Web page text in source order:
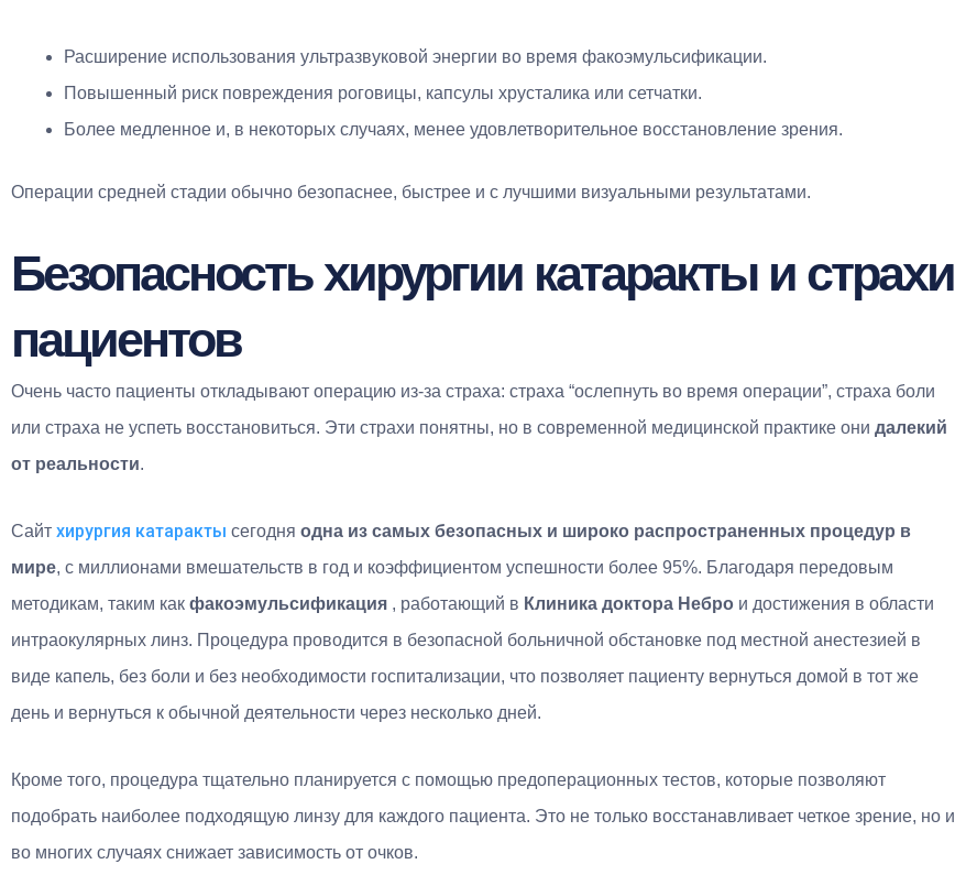
Расширение использования ультразвуковой энергии во время факоэмульсификации.
Повышенный риск повреждения роговицы, капсулы хрусталика или сетчатки.
Более медленное и, в некоторых случаях, менее удовлетворительное восстановление зрения.
Операции средней стадии обычно безопаснее, быстрее и с лучшими визуальными результатами.
Безопасность хирургии катаракты и страхи
пациентов
Очень часто пациенты откладывают операцию из-за страха: страха “ослепнуть во время операции”, страха боли
или страха не успеть восстановиться. Эти страхи понятны, но в современной медицинской практике они далекий
от реальности.
Сайт хирургия катаракты сегодня одна из самых безопасных и широко распространенных процедур в
мире, с миллионами вмешательств в год и коэффициентом успешности более 95%. Благодаря передовым
методикам, таким как факоэмульсификация , работающий в Клиника доктора Небро и достижения в области
интраокулярных линз. Процедура проводится в безопасной больничной обстановке под местной анестезией в
виде капель, без боли и без необходимости госпитализации, что позволяет пациенту вернуться домой в тот же
день и вернуться к обычной деятельности через несколько дней.
Кроме того, процедура тщательно планируется с помощью предоперационных тестов, которые позволяют
подобрать наиболее подходящую линзу для каждого пациента. Это не только восстанавливает четкое зрение, но и
во многих случаях снижает зависимость от очков.